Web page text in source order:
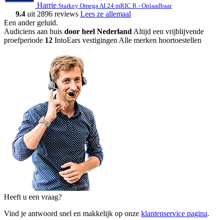
Harrie Starkey Omega AI 24 mRIC R - Oplaadbaar
9.4 uit 2896 reviews Lees ze allemaal
Een ander geluid.
Audiciens aan huis door heel Nederland Altijd een vrijblijvende
proefperiode 12 IntoEars vestigingen Alle merken hoortoestellen
Heeft u een vraag?
Vind je antwoord snel en makkelijk op onze klantenservice pagina.